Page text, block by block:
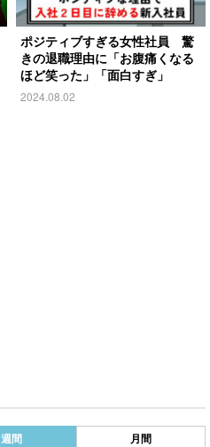
ポジティブすぎる女性社員 驚
きの退職理由に「お腹痛くなる
ほど笑った」「面白すぎ」
2024.08.02
週間 月間